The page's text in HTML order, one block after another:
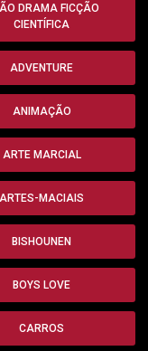
DRAMA FICÇÃO
CIENTÍFICA
ADVENTURE
ANIMAÇÃO
ARTE MARCIAL
ARTES-MACIAIS
BISHOUNEN
BOYS LOVE
CARROS